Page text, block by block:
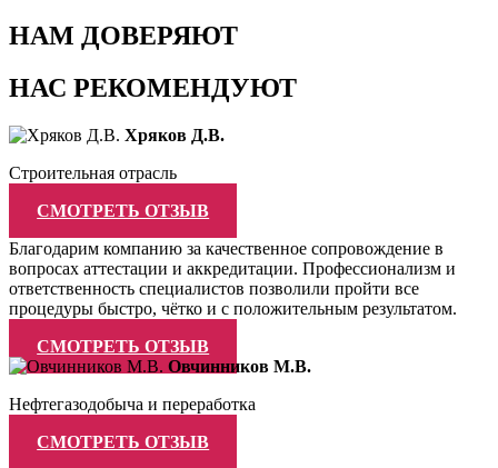
НАМ ДОВЕРЯЮТ
НАС РЕКОМЕНДУЮТ
Хряков Д.В.
Строительная отрасль
СМОТРЕТЬ ОТЗЫВ
Благодарим компанию за качественное сопровождение в
вопросах аттестации и аккредитации. Профессионализм и
ответственность специалистов позволили пройти все
процедуры быстро, чётко и с положительным результатом.
СМОТРЕТЬ ОТЗЫВ
Овчинников М.В.
Нефтегазодобыча и переработка
СМОТРЕТЬ ОТЗЫВ